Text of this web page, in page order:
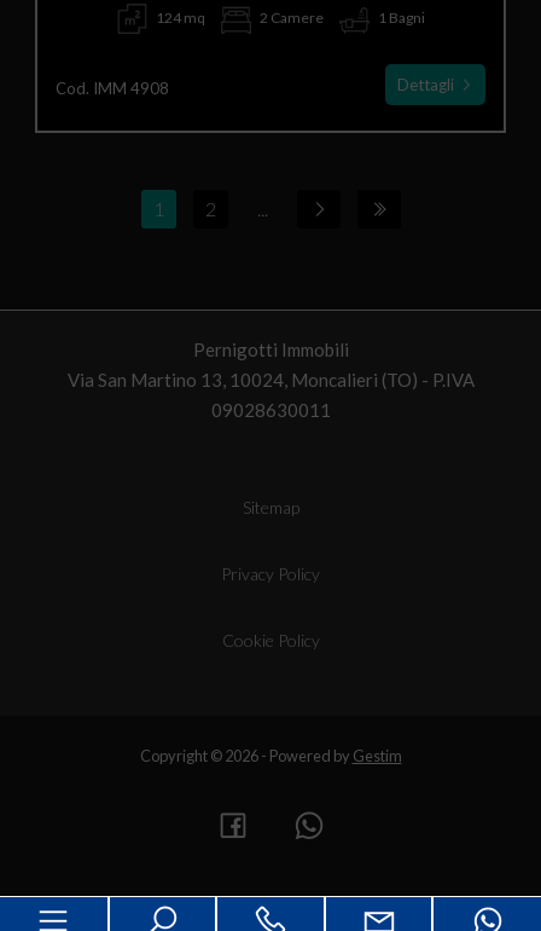
124 mq 2 Camere 1 Bagni
Cod. IMM 4908 Dettagli
1 2 ...
Pernigotti Immobili
Via San Martino 13, 10024, Moncalieri (TO) - P.IVA
09028630011
Sitemap
Privacy Policy
Cookie Policy
Copyright © 2026 - Powered by Gestim